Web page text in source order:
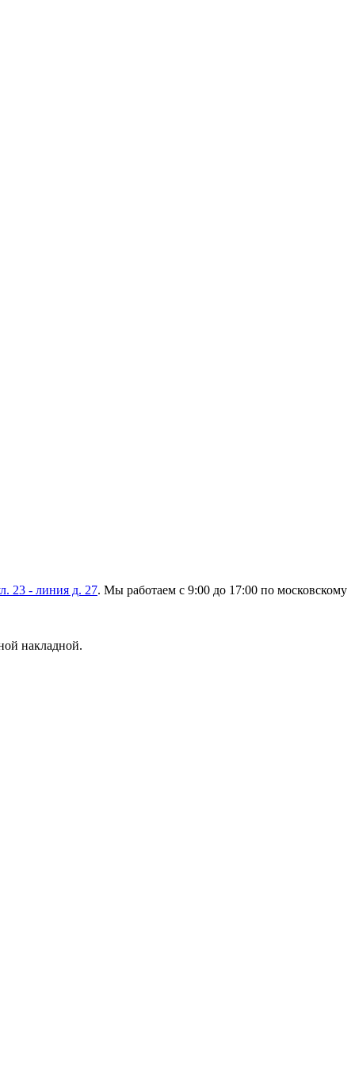
23 - линия д. 27. Мы работаем с 9:00 до 17:00 по московскому
накладной.